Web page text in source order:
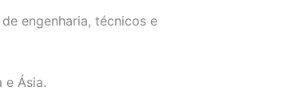
engenharia, técnicos e
e Ásia.